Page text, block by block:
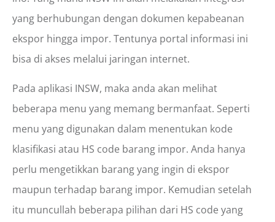
yang berhubungan dengan dokumen kepabeanan
ekspor hingga impor. Tentunya portal informasi ini
bisa di akses melalui jaringan internet.
Pada aplikasi INSW, maka anda akan melihat
beberapa menu yang memang bermanfaat. Seperti
menu yang digunakan dalam menentukan kode
klasifikasi atau HS code barang impor. Anda hanya
perlu mengetikkan barang yang ingin di ekspor
maupun terhadap barang impor. Kemudian setelah
itu muncullah beberapa pilihan dari HS code yang